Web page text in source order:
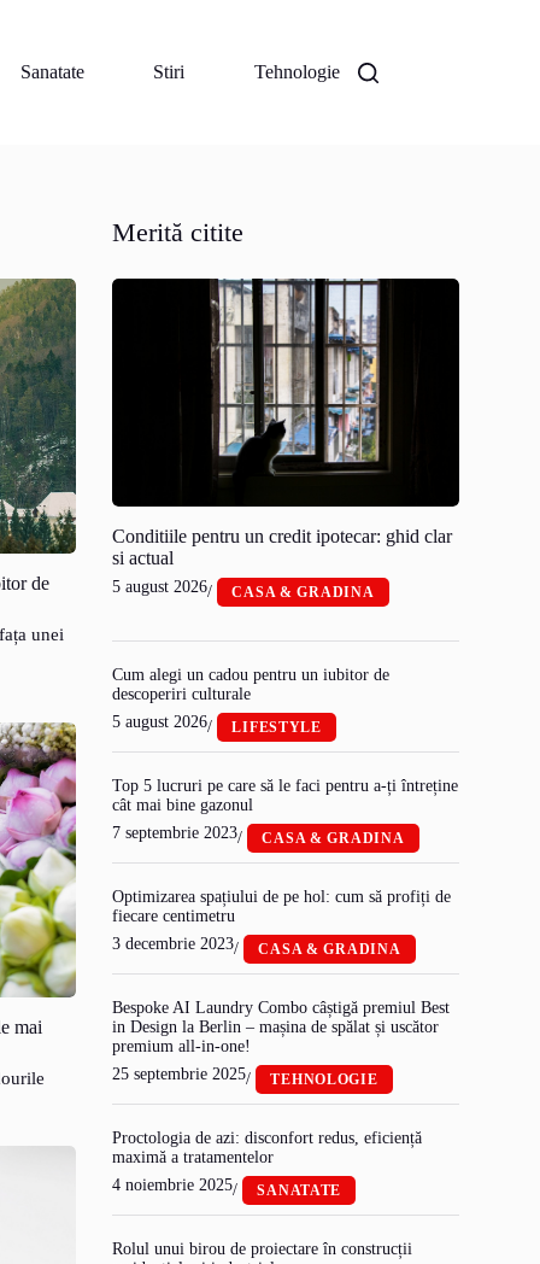
Sanatate Stiri Tehnologie
de
unei
mai
Merită citite
Conditiile pentru un credit ipotecar: ghid clar
si actual
5 august 2026/ CASA & GRADINA
Cum alegi un cadou pentru un iubitor de
descoperiri culturale
5 august 2026/ LIFESTYLE
Top 5 lucruri pe care să le faci pentru a-ți întreține
cât mai bine gazonul
7 septembrie 2023/ CASA & GRADINA
Optimizarea spațiului de pe hol: cum să profiți de
fiecare centimetru
3 decembrie 2023/ CASA & GRADINA
Bespoke AI Laundry Combo câștigă premiul Best
in Design la Berlin – mașina de spălat și uscător
premium all-in-one!
25 septembrie 2025/ TEHNOLOGIE
Proctologia de azi: disconfort redus, eficiență
maximă a tratamentelor
4 noiembrie 2025/ SANATATE
Rolul unui birou de proiectare în construcții